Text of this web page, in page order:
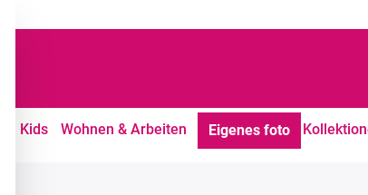
Kids Wohnen & Arbeiten Eigenes foto